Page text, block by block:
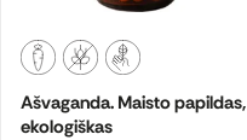
Ašvaganda. Maisto papildas,
ekologiškas